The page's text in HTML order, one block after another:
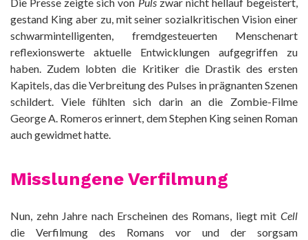
gestand King aber zu, mit seiner sozialkritischen Vision einer
schwarmintelligenten, fremdgesteuerten Menschenart
reflexionswerte aktuelle Entwicklungen aufgegriffen zu
haben. Zudem lobten die Kritiker die Drastik des ersten
Kapitels, das die Verbreitung des Pulses in prägnanten Szenen
schildert. Viele fühlten sich darin an die Zombie-Filme
George A. Romeros erinnert, dem Stephen King seinen Roman
auch gewidmet hatte.
Misslungene Verfilmung
Nun, zehn Jahre nach Erscheinen des Romans, liegt mit Cell
die Verfilmung des Romans vor und der sorgsam